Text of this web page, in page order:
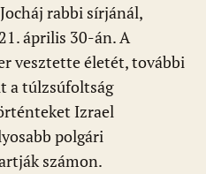
rabbi sírjánál,
április 30-án. A
vesztette életét, további
a túlzsúfoltság
Izrael
polgári
számon.